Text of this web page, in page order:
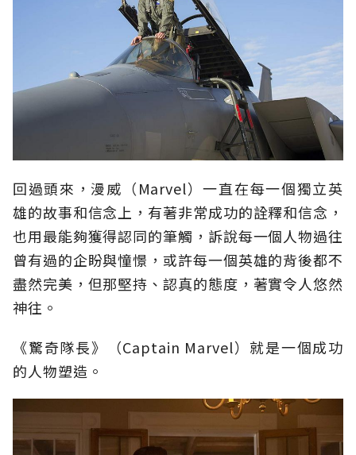
回過頭來，漫威（Marvel）一直在每一個獨立英
雄的故事和信念上，有著非常成功的詮釋和信念，
也用最能夠獲得認同的筆觸，訴說每一個人物過往
曾有過的企盼與憧憬，或許每一個英雄的背後都不
盡然完美，但那堅持、認真的態度，著實令人悠然
神往。
《驚奇隊長》（Captain Marvel）就是一個成功
的人物塑造。